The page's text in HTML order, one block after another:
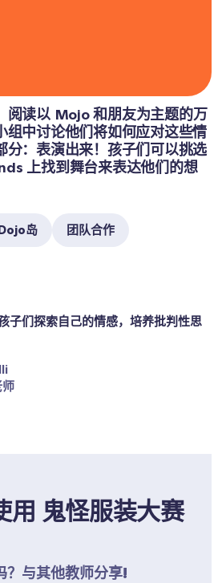
阅读以 Mojo 和朋友为主题的万
组中讨论他们将如何应对这些情
分：表演出来！孩子们可以挑选
上找到舞台来表达他们的想
岛 团队合作
子们探索自己的情感，培养批判性思
用 鬼怪服装大赛
？与其他教师分享!